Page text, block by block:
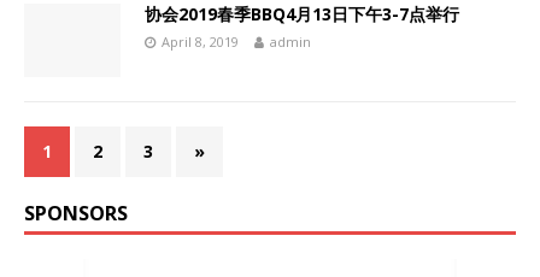
协会2019春季BBQ4月13日下午3-7点举行
April 8, 2019 admin
1 2 3 »
SPONSORS